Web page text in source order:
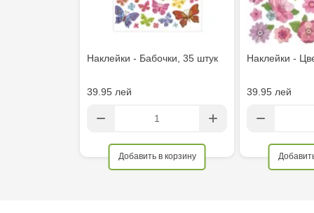
Наклейки - Бабочки, 35 штук
39.95 лей
Добавить в корзину
Наклейки -
39.95 лей